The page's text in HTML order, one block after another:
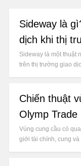
Sideway là
dịch khi thị
Sideway là một thuật
trên thị trường giao
Chiến thuật
Olymp Trade
Vùng cung cầu có
giới tài chính, cung